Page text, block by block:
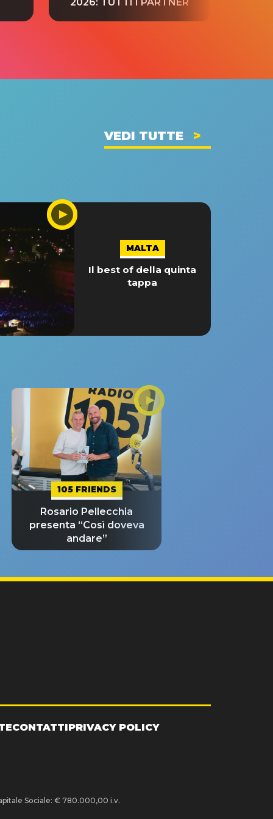
2026: TUTTI I PARTNER
VEDI TUTTE
MALTA
Il best of della quinta
tappa
105 FRIENDS
Rosario Pellecchia
presenta “Così doveva
andare”
CONTATTIPRIVACY POLICY
Sociale: € 780.000,00 i.v.